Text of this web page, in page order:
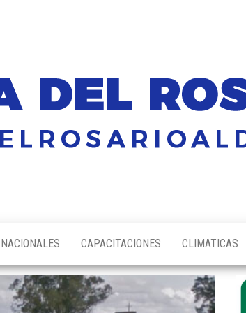
NACIONALES CAPACITACIONES CLIMATICAS